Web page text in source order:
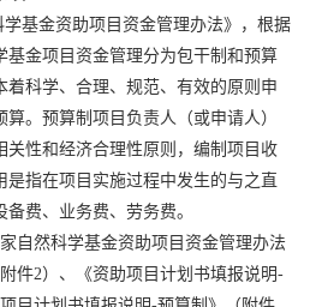
基金资助项目资金管理办法》，根据
基金项目资金管理分为包干制和预算
着科学、合理、规范、有效的原则申
。预算制项目负责人（或申请人）
关性和经济合理性原则，编制项目收
是指在项目实施过程中发生的与之直
费、业务费、劳务费。
自然科学基金资助项目资金管理办法
件2）、《资助项目计划书填报说明-